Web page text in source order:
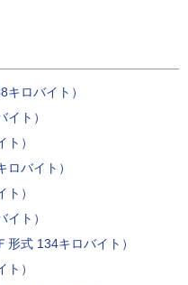
ロバイト）
ト）
）
バイト）
）
ト）
式 134キロバイト）
）